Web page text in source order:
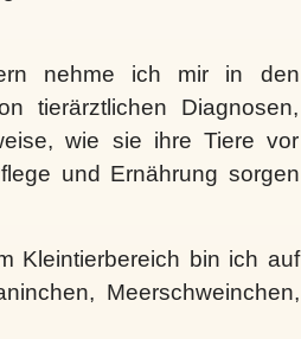
nehme ich mir in den
tierärztlichen Diagnosen,
wie sie ihre Tiere vor
und Ernährung sorgen
Kleintierbereich bin ich auf
Meerschweinchen,